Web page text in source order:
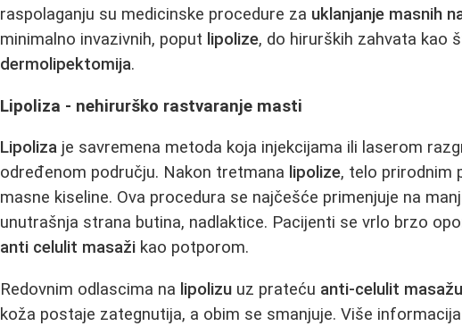
raspolaganju su medicinske procedure za uklanjanje masnih
minimalno invazivnih, poput lipolize, do hirurških zahvata kao
dermolipektomija.
Lipoliza - nehirurško rastvaranje masti
Lipoliza je savremena metoda koja injekcijama ili laserom
određenom području. Nakon tretmana lipolize, telo prirodnim
masne kiseline. Ova procedura se najčešće primenjuje na
unutrašnja strana butina, nadlaktice. Pacijenti se vrlo brzo
anti celulit masaži kao potporom.
Redovnim odlascima na lipolizu uz prateću anti-celulit masažu
koža postaje zategnutija, a obim se smanjuje. Više